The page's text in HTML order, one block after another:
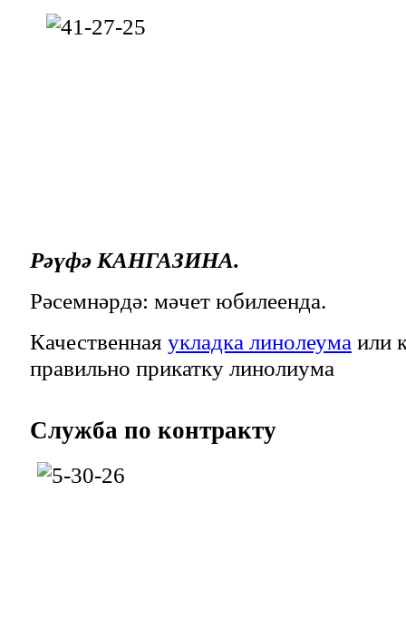
Рәүфә КАНГАЗИНА.
Рәсемнәрдә: мәчет юбилеенда.
Качественная укладка линолеума или
правильно прикатку линолиума
Служба по контракту